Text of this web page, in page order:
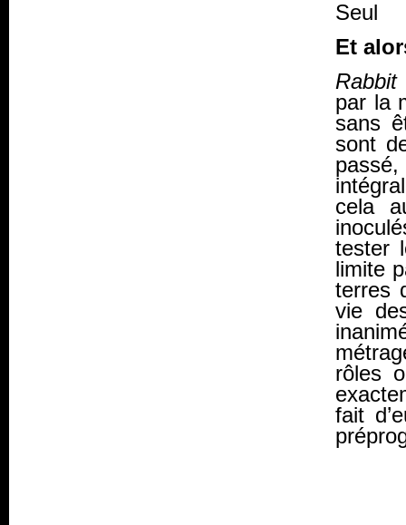
Seul
Et
Rabbit
par la
sans
sont
cela
tester
limite
terres
vie
rôles
fait